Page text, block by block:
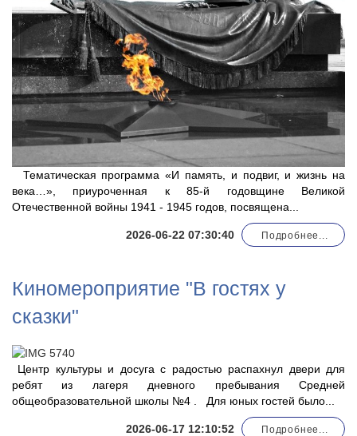
2026-06-22 07:30:40
Тематическая программа «И память, и подвиг, и жизнь на
века…», приуроченная к 85-й годовщине Великой
Отечественной войны 1941 - 1945 годов, посвящена...
Подробнее...
Киномероприятие "В гостях у
сказки"
2026-06-17 12:10:52
Центр культуры и досуга с радостью распахнул двери для
ребят из лагеря дневного пребывания Средней
общеобразовательной школы №4 . Для юных гостей было...
Подробнее...